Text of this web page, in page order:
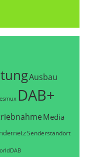
Ausbau
DAB+
Media
Senderstandort